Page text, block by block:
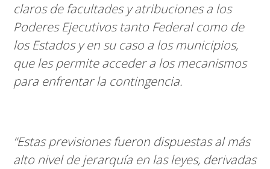
claros de facultades y atribuciones a los
Poderes Ejecutivos tanto Federal como de
los Estados y en su caso a los municipios,
que les permite acceder a los mecanismos
para enfrentar la contingencia.
“Estas previsiones fueron dispuestas al más
alto nivel de jerarquía en las leyes, derivadas